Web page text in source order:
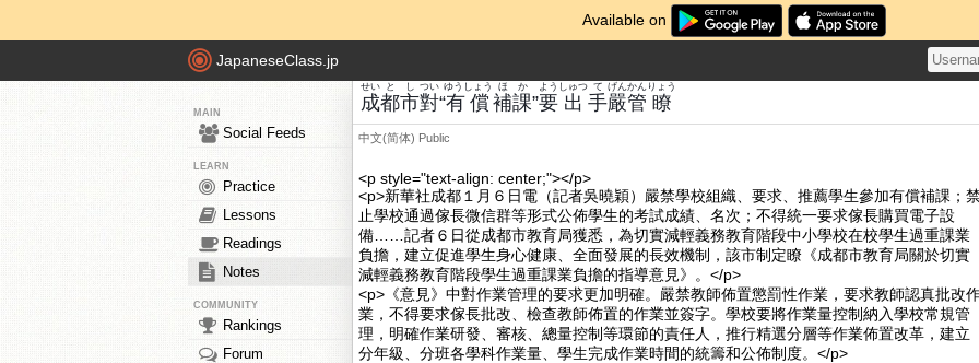
Available on
JapaneseClass.jp
MAIN
Social Feeds
LEARN
Practice
Lessons
Readings
Notes
COMMUNITY
Rankings
Forum
成
せい
都市
とし
對
つい
“有償
ゆうしょう
補
ほ
課
か
”要
よう
出
しゅつ
手
て
嚴
げん
管
かん
瞭
りょう
中文(简体) Public
<p style="text-align: center;"></p>
<p>新華社成都１月６日電（記者吳曉穎）嚴禁學校組織、要求、推薦學生參加有償補課；
止學校通過傢長微信群等形式公佈學生的考試成績、名次；不得統一要求傢長購買電子設
備……記者６日從成都市教育局獲悉，為切實減輕義務教育階段中小學校在校學生過重課業
負擔，建立促進學生身心健康、全面發展的長效機制，該市制定瞭《成都市教育局關於切實
減輕義務教育階段學生過重課業負擔的指導意見》。</p>
<p>《意見》中對作業管理的要求更加明確。嚴禁教師佈置懲罰性作業，要求教師認真批改
業，不得要求傢長批改、檢查教師佈置的作業並簽字。學校要將作業量控制納入學校常規管
理，明確作業研發、審核、總量控制等環節的責任人，推行精選分層等作業佈置改革，建立
分年級、分班各學科作業量、學生完成作業時間的統籌和公佈制度。</p>